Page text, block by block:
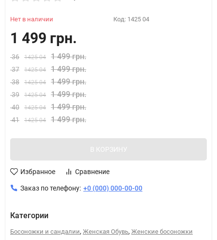
Нет в наличии Код: 1425 04
1 499 грн.
36 1425 04 1 499 грн.
37 1425 04 1 499 грн.
38 1425 04 1 499 грн.
39 1425 04 1 499 грн.
40 1425 04 1 499 грн.
41 1425 04 1 499 грн.
В КОРЗИНУ
Избранное Сравнение
Заказ по телефону: +0 (000) 000-00-00
Категории
Босоножки и сандалии, Женская Обувь, Женские босоножки